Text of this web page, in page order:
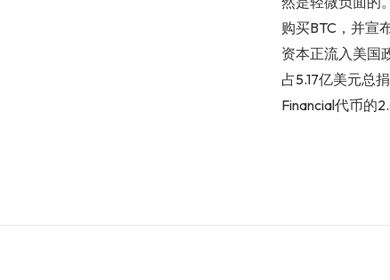
购买BTC，并宣
资本正流入美国
占5.17亿美元总
Financial代币的